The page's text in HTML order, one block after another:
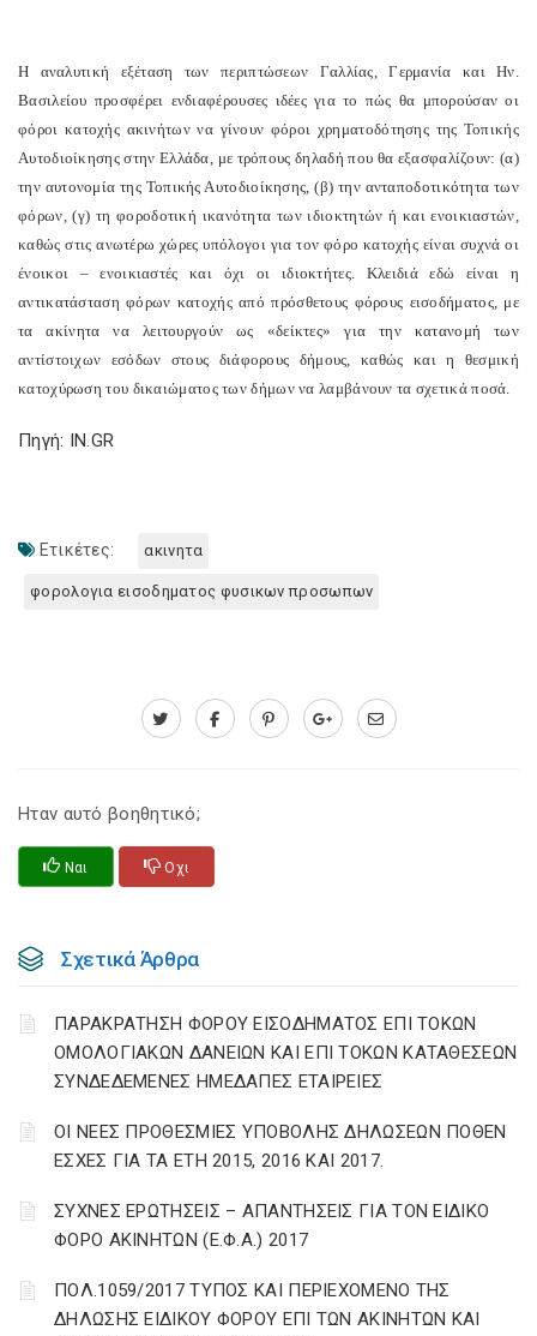
Η αναλυτική εξέταση των περιπτώσεων Γαλλίας, Γερμανία και Ην.
Βασιλείου προσφέρει ενδιαφέρουσες ιδέες για το πώς θα μπορούσαν οι
φόροι κατοχής ακινήτων να γίνουν φόροι χρηματοδότησης της Τοπικής
Αυτοδιοίκησης στην Ελλάδα, με τρόπους δηλαδή που θα εξασφαλίζουν: (α)
την αυτονομία της Τοπικής Αυτοδιοίκησης, (β) την ανταποδοτικότητα των
φόρων, (γ) τη φοροδοτική ικανότητα των ιδιοκτητών ή και ενοικιαστών,
καθώς στις ανωτέρω χώρες υπόλογοι για τον φόρο κατοχής είναι συχνά οι
ένοικοι – ενοικιαστές και όχι οι ιδιοκτήτες. Κλειδιά εδώ είναι η
αντικατάσταση φόρων κατοχής από πρόσθετους φόρους εισοδήματος, με
τα ακίνητα να λειτουργούν ως «δείκτες» για την κατανομή των
αντίστοιχων εσόδων στους διάφορους δήμους, καθώς και η θεσμική
κατοχύρωση του δικαιώματος των δήμων να λαμβάνουν τα σχετικά ποσά.
Πηγή: IN.GR
Ετικέτες: ακινητα
φορολογια εισοδηματος φυσικων προσωπων
Ηταν αυτό βοηθητικό;
Ναι Οχι
Σχετικά Άρθρα
ΠΑΡΑΚΡΑΤΗΣΗ ΦΟΡΟΥ ΕΙΣΟΔΗΜΑΤΟΣ ΕΠΙ ΤΟΚΩΝ
ΟΜΟΛΟΓΙΑΚΩΝ ΔΑΝΕΙΩΝ ΚΑΙ ΕΠΙ ΤΟΚΩΝ ΚΑΤΑΘΕΣΕΩΝ
ΣΥΝΔΕΔΕΜΕΝΕΣ ΗΜΕΔΑΠΕΣ ΕΤΑΙΡΕΙΕΣ
ΟΙ ΝΕΕΣ ΠΡΟΘΕΣΜΙΕΣ ΥΠΟΒΟΛΗΣ ΔΗΛΩΣΕΩΝ ΠΟΘΕΝ
ΕΣΧΕΣ ΓΙΑ ΤΑ ΕΤΗ 2015, 2016 ΚΑΙ 2017.
ΣΥΧΝΕΣ ΕΡΩΤΗΣΕΙΣ – ΑΠΑΝΤΗΣΕΙΣ ΓΙΑ ΤΟΝ ΕΙΔΙΚΟ
ΦΟΡΟ ΑΚΙΝΗΤΩΝ (Ε.Φ.Α.) 2017
ΠΟΛ.1059/2017 ΤΥΠΟΣ ΚΑΙ ΠΕΡΙΕΧΟΜΕΝΟ ΤΗΣ
ΔΗΛΩΣΗΣ ΕΙΔΙΚΟΥ ΦΟΡΟΥ ΕΠΙ ΤΩΝ ΑΚΙΝΗΤΩΝ ΚΑΙ